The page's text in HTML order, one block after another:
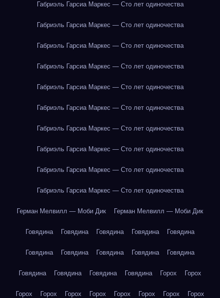
Габриэль Гарсиа Маркес — Сто лет одиночества
Габриэль Гарсиа Маркес — Сто лет одиночества
Габриэль Гарсиа Маркес — Сто лет одиночества
Габриэль Гарсиа Маркес — Сто лет одиночества
Габриэль Гарсиа Маркес — Сто лет одиночества
Габриэль Гарсиа Маркес — Сто лет одиночества
Габриэль Гарсиа Маркес — Сто лет одиночества
Габриэль Гарсиа Маркес — Сто лет одиночества
Габриэль Гарсиа Маркес — Сто лет одиночества
Габриэль Гарсиа Маркес — Сто лет одиночества
Герман Мелвилл — Моби Дик Герман Мелвилл — Моби Дик
Говядина Говядина Говядина Говядина Говядина
Говядина Говядина Говядина Говядина Говядина
Говядина Говядина Говядина Говядина Горох Горох
Горох Горох Горох Горох Горох Горох Горох Горох